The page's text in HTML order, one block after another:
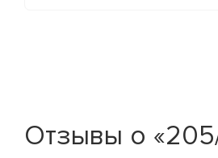
Отзывы о «205/